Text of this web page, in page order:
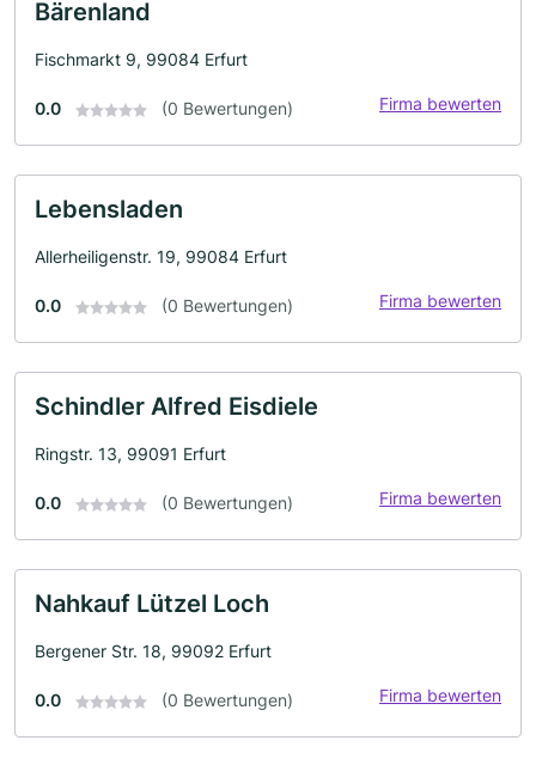
Bärenland
Fischmarkt 9, 99084 Erfurt
0.0 (0 Bewertungen) Firma bewerten
Lebensladen
Allerheiligenstr. 19, 99084 Erfurt
0.0 (0 Bewertungen) Firma bewerten
Schindler Alfred Eisdiele
Ringstr. 13, 99091 Erfurt
0.0 (0 Bewertungen) Firma bewerten
Nahkauf Lützel Loch
Bergener Str. 18, 99092 Erfurt
0.0 (0 Bewertungen) Firma bewerten